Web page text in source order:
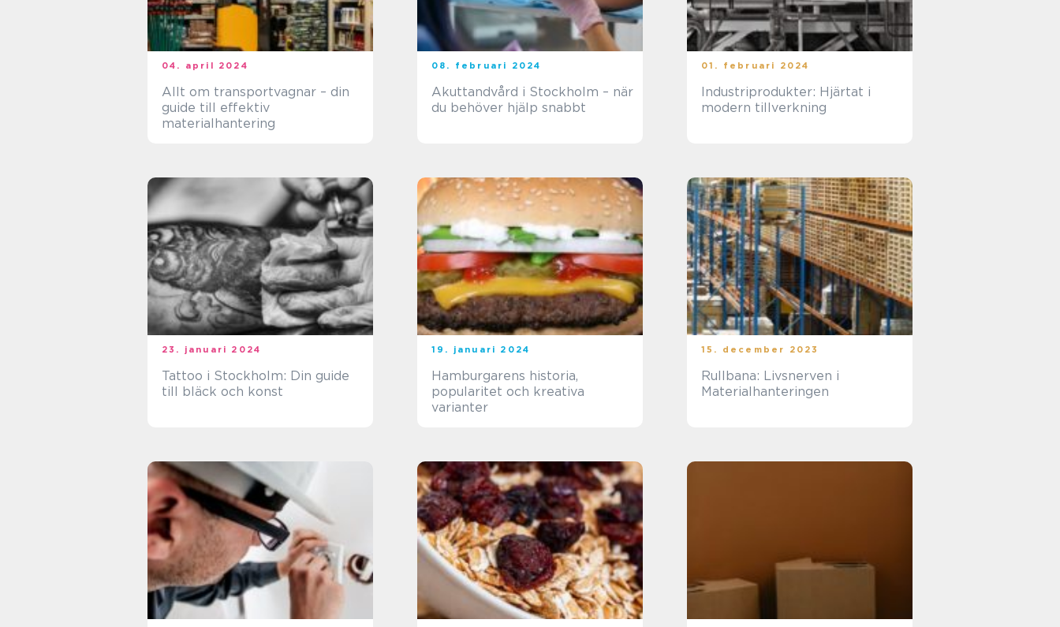
04. april 2024
Allt om transportvagnar – din
guide till effektiv
materialhantering
08. februari 2024
Akuttandvård i Stockholm – när
du behöver hjälp snabbt
01. februari 2024
Industriprodukter: Hjärtat i
modern tillverkning
23. januari 2024
Tattoo i Stockholm: Din guide
till bläck och konst
19. januari 2024
Hamburgarens historia,
popularitet och kreativa
varianter
15. december 2023
Rullbana: Livsnerven i
Materialhanteringen